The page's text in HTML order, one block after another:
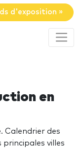
d'exposition »
en
Calendrier des
villes